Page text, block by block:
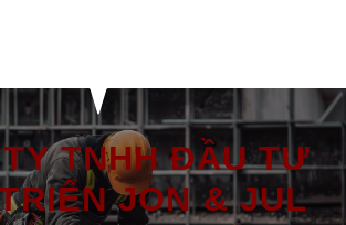
TNHH ĐẦU TƯ
JON & JUL